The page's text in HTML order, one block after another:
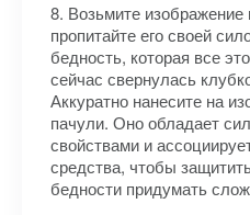
8. Возьмите изображение
пропитайте его своей
бедность, которая все
сейчас свернулась
Аккуратно нанесите на
пачули. Оно обладает
свойствами и
средства, чтобы
бедности придумать